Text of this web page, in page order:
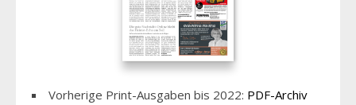
Vorherige Print-Ausgaben bis 2022: PDF-Archiv